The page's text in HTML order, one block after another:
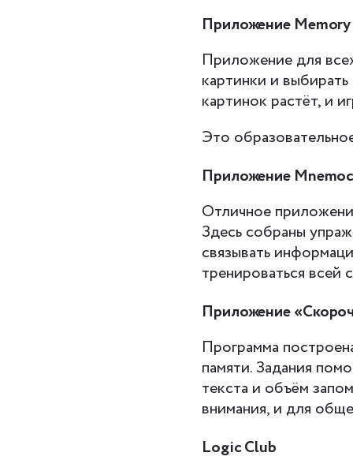
Приложение
Приложение для
картинки и
картинок растёт, и
Это
Приложение
Отличное
Здесь собраны
связывать
тренироваться
Приложение
Программа
памяти. Задания
текста и объём
внимания, и для
Logic Club